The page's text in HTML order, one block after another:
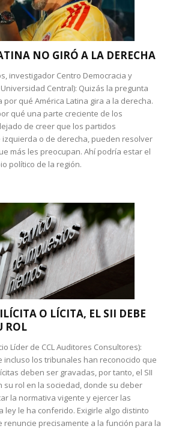
NO GIRÓ A LA DERECHA
investigador Centro Democracia y
Central): Quizás la pregunta
qué América Latina gira a la derecha.
qué una parte creciente de los
de creer que los partidos
o de derecha, pueden resolver
más les preocupan. Ahí podría estar el
político de la región.
O LÍCITA, EL SII DEBE
ROL
Líder de CCL Auditores Consultores):
incluso los tribunales han reconocido que
deben ser gravadas, por tanto, el SII
su rol en la sociedad, donde su deber
la normativa vigente y ejercer las
ley le ha conferido. Exigirle algo distinto
renuncie precisamente a la función para la